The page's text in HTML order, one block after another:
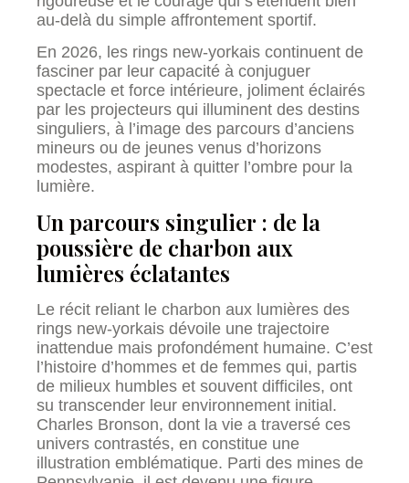
au-delà du simple affrontement sportif.
En 2026, les rings new-yorkais continuent de
fasciner par leur capacité à conjuguer
spectacle et force intérieure, joliment éclairés
par les projecteurs qui illuminent des destins
singuliers, à l’image des parcours d’anciens
mineurs ou de jeunes venus d’horizons
modestes, aspirant à quitter l’ombre pour la
lumière.
Un parcours singulier : de la
poussière de charbon aux
lumières éclatantes
Le récit reliant le charbon aux lumières des
rings new-yorkais dévoile une trajectoire
inattendue mais profondément humaine. C’est
l’histoire d’hommes et de femmes qui, partis
de milieux humbles et souvent difficiles, ont
su transcender leur environnement initial.
Charles Bronson, dont la vie a traversé ces
univers contrastés, en constitue une
illustration emblématique. Parti des mines de